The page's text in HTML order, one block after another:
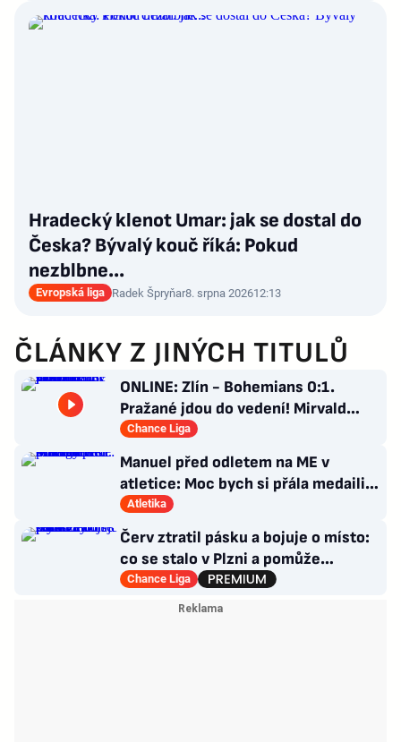
Hradecký klenot Umar: jak se dostal do
Česka? Bývalý kouč říká: Pokud
nezblbne...
Evropská liga Radek Špryňar8. srpna 202612:13
ČLÁNKY Z JINÝCH TITULŮ
ONLINE: Zlín - Bohemians 0:1.
Pražané jdou do vedení! Mirvald
zaznamenal první trefu v lize
Chance Liga
Manuel před odletem na ME v
atletice: Moc bych si přála medaili.
Prozradila strategii
Atletika
Červ ztratil pásku a bojuje o místo:
co se stalo v Plzni a pomůže
Hyskému nechtěný Adu?
Chance Liga